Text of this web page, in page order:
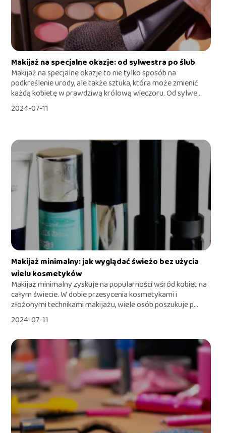
Makijaż na specjalne okazje: od sylwestra po ślub
Makijaż na specjalne okazje to nie tylko sposób na
podkreślenie urody, ale także sztuka, która może zmienić
każdą kobietę w prawdziwą królową wieczoru. Od sylwe...
2024-07-11
Makijaż minimalny: jak wyglądać świeżo bez użycia
wielu kosmetyków
Makijaż minimalny zyskuje na popularności wśród kobiet na
całym świecie. W dobie przesycenia kosmetykami i
złożonymi technikami makijażu, wiele osób poszukuje p...
2024-07-11